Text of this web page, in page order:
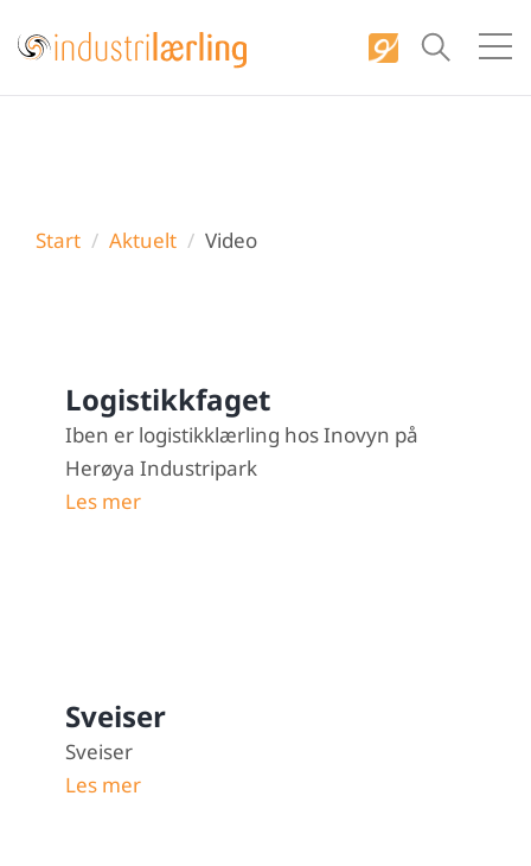
Start Aktuelt Video
Logistikkfaget
Iben er logistikklærling hos Inovyn på
Herøya Industripark
Les mer
Sveiser
Sveiser
Les mer